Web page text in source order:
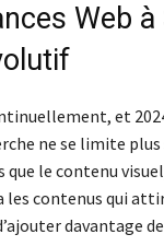
Web
et
ne se limite
le contenu
les contenus qui
davantage